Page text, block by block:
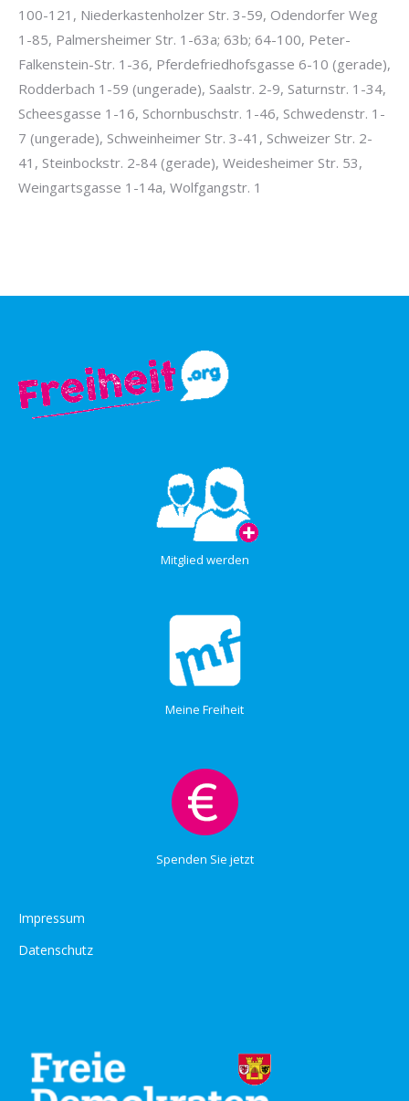
100-121, Niederkastenholzer Str. 3-59, Odendorfer Weg
1-85, Palmersheimer Str. 1-63a; 63b; 64-100, Peter-
Falkenstein-Str. 1-36, Pferdefriedhofsgasse 6-10 (gerade),
Rodderbach 1-59 (ungerade), Saalstr. 2-9, Saturnstr. 1-34,
Scheesgasse 1-16, Schornbuschstr. 1-46, Schwedenstr. 1-
7 (ungerade), Schweinheimer Str. 3-41, Schweizer Str. 2-
41, Steinbockstr. 2-84 (gerade), Weidesheimer Str. 53,
Weingartsgasse 1-14a, Wolfgangstr. 1
Mitglied werden
Meine Freiheit
Spenden Sie jetzt
Impressum
Datenschutz